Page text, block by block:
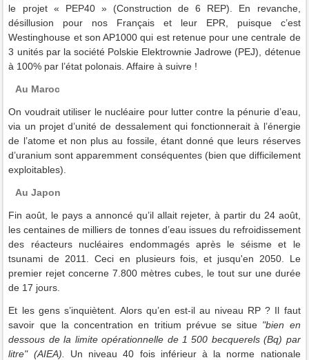
le projet « PEP40 » (Construction de 6 REP). En revanche,
désillusion pour nos Français et leur EPR, puisque c’est
Westinghouse et son AP1000 qui est retenue pour une centrale de
3 unités par la société Polskie Elektrownie Jadrowe (PEJ), détenue
à 100% par l’état polonais. Affaire à suivre !
Au Maroc
On voudrait utiliser le nucléaire pour lutter contre la pénurie d’eau,
via un projet d’unité de dessalement qui fonctionnerait à l’énergie
de l’atome et non plus au fossile, étant donné que leurs réserves
d’uranium sont apparemment conséquentes (bien que difficilement
exploitables).
Au Japon
Fin août, le pays a annoncé qu’il allait rejeter, à partir du 24 août,
les centaines de milliers de tonnes d’eau issues du refroidissement
des réacteurs nucléaires endommagés après le séisme et le
tsunami de 2011. Ceci en plusieurs fois, et jusqu'en 2050. Le
premier rejet concerne 7.800 mètres cubes, le tout sur une durée
de 17 jours.
Et les gens s’inquiètent. Alors qu’en est-il au niveau RP ? Il faut
savoir que la concentration en tritium prévue se situe "bien en
dessous de la limite opérationnelle de 1 500 becquerels (Bq) par
litre" (AIEA). Un niveau 40 fois inférieur à la norme nationale